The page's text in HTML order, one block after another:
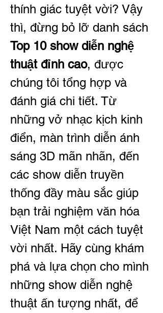
thính giác tuyệt vời? Vậy
Top 10 show diễn nghệ
thuật đỉnh cao, được
chúng tôi tổng hợp và
đánh giá chi tiết. Từ
những vở nhạc kịch kinh
điển, màn trình diễn ánh
sáng 3D mãn nhãn, đến
các show diễn truyền
thống đầy màu sắc giúp
bạn trải nghiệm văn hóa
Việt Nam một cách tuyệt
vời nhất. Hãy cùng khám
phá và lựa chọn cho mình
những show diễn nghệ
thuật ấn tượng nhất, để